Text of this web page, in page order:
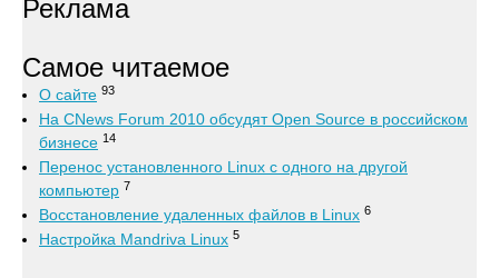
Реклама
Самое читаемое
О сайте 93
На CNews Forum 2010 обсудят Open Source в российском
бизнесе 14
Перенос установленного Linux с одного на другой
компьютер 7
Восстановление удаленных файлов в Linux 6
Настройка Mandriva Linux 5